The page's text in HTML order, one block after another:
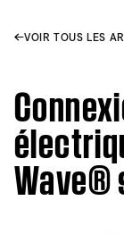
VOIR TOUS LES
Wave®